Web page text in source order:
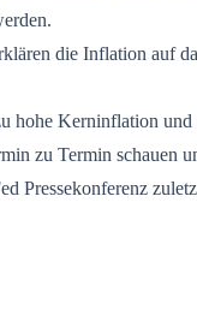
die Inflation auf
hohe Kerninflation
zu Termin schauen
Pressekonferenz